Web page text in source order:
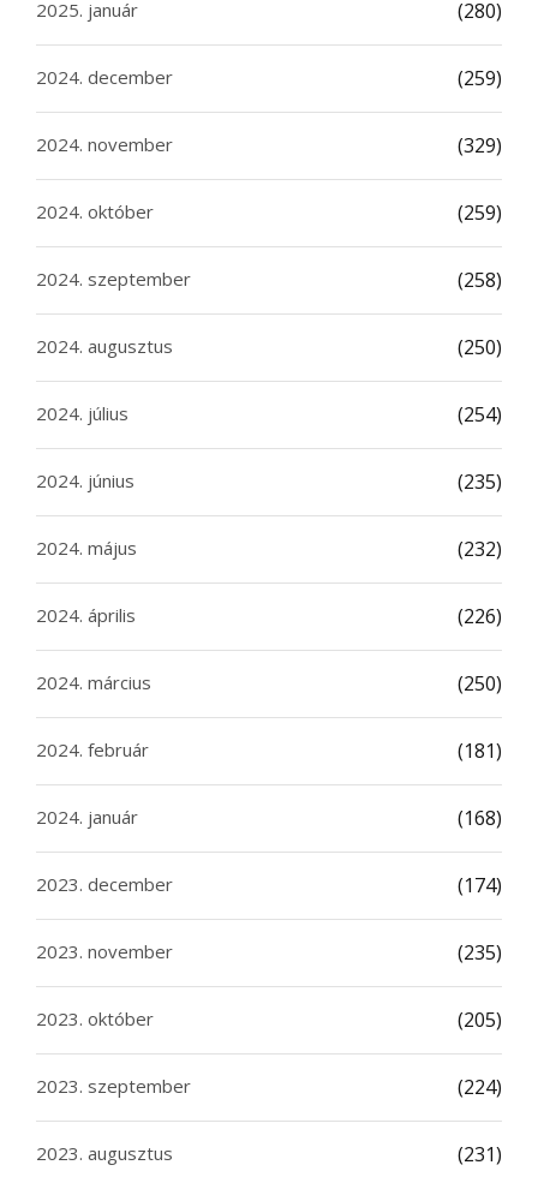
2025. január (280)
2024. december (259)
2024. november (329)
2024. október (259)
2024. szeptember (258)
2024. augusztus (250)
2024. július (254)
2024. június (235)
2024. május (232)
2024. április (226)
2024. március (250)
2024. február (181)
2024. január (168)
2023. december (174)
2023. november (235)
2023. október (205)
2023. szeptember (224)
2023. augusztus (231)